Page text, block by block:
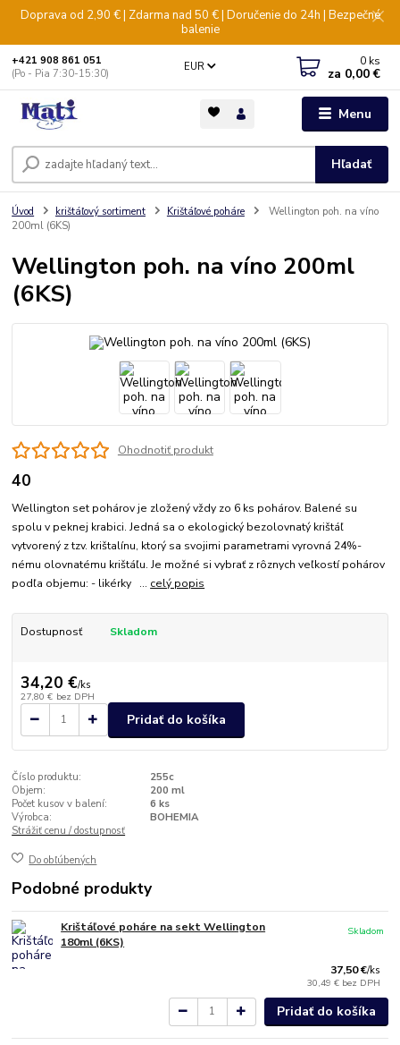
Doprava od 2,90 € | Zdarma nad 50 € | Doručenie do 24h | Bezpečné
balenie
Menu
EUR
Hľadať
+421 908 861 051
(Po - Pia 7:30-15:30)
0 ks
za 0,00 €
Úvod krištáľový sortiment Krištáľové poháre
Wellington poh. na víno
200ml (6KS)
Wellington poh. na víno 200ml
(6KS)
Ohodnotiť produkt
40
Wellington set pohárov je zložený vždy zo 6 ks pohárov. Balené su
spolu v peknej krabici. Jedná sa o ekologický bezolovnatý krištáľ
vytvorený z tzv. krištalínu, ktorý sa svojimi parametrami vyrovná 24%-
nému olovnatému krištáľu. Je možné si vybrať z rôznych veľkostí pohárov
podľa objemu: - likérky ... celý popis
Dostupnosť Skladom
34,20 €/ks
27,80 € bez DPH
Pridať do košíka
Číslo produktu:
255c
Objem:
200 ml
Počet kusov v balení:
6 ks
Výrobca:
BOHEMIA
Strážiť cenu / dostupnosť
Do obľúbených
Podobné produkty
Krištáľové poháre na sekt Wellington
180ml (6KS)
37,50 €/ks
30,49 € bez DPH
Skladom
Pridať do košíka